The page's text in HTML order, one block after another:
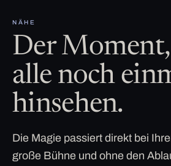
NÄHE
Der
alle noch
hinsehen.
Die Magie passiert direkt bei
große Bühne und ohne den